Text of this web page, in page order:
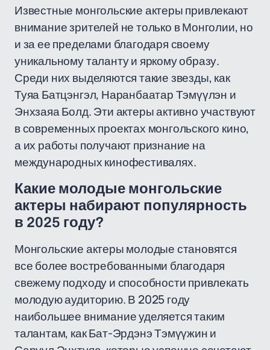
Известные монгольские актеры привлекают
внимание зрителей не только в Монголии, но
и за ее пределами благодаря своему
уникальному таланту и яркому образу.
Среди них выделяются такие звезды, как
Туяа Батцэнгэл, Наранбаатар Тэмүүлэн и
Энхзаяа Болд. Эти актеры активно участвуют
в современных проектах монгольского кино,
а их работы получают признание на
международных кинофестивалях.
Какие молодые монгольские
актеры набирают популярность
в 2025 году?
Монгольские актеры молодые становятся
все более востребованными благодаря
свежему подходу и способности привлекать
молодую аудиторию. В 2025 году
наибольшее внимание уделяется таким
талантам, как Бат-Эрдэнэ Тэмүүжин и